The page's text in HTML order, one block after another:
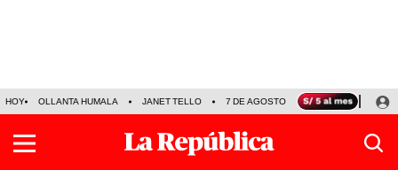
HOY OLLANTA HUMALA JANET TELLO 7 DE AGOSTO TINKA RESULTADOS